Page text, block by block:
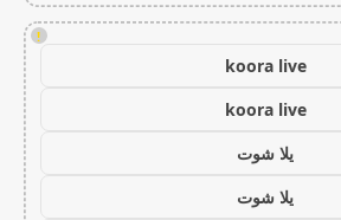
!
koora live
koora live
يلا شوت
يلا شوت